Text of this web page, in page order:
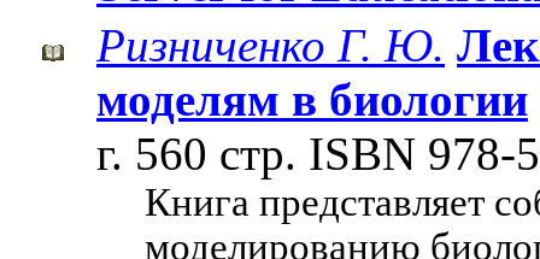
Ризниченко Г. Ю.
моделям в биологии
г. 560 стр. ISBN 978-
Книга представляет
моделированию